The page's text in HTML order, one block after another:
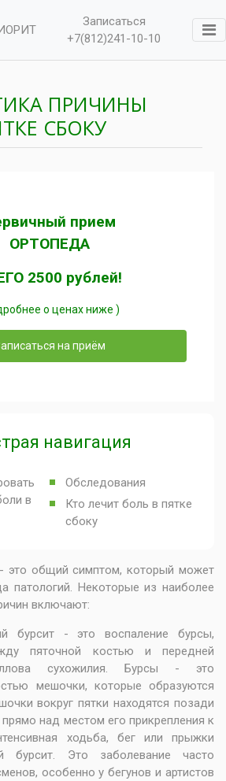
Записаться
+7(812)241-10-10
ПРИЧИНЫ
СБОКУ
прием
ОРТОПЕДА
2500 рублей!
о ценах ниже )
на приём
навигация
в
Обследования
Кто лечит боль в пятке
сбоку
это общий симптом, который может
патологий. Некоторые из наиболее
включают:
бурсит - это воспаление бурсы,
пяточной костью и передней
сухожилия. Бурсы - это
мешочки, которые образуются
вокруг пятки находятся позади
над местом его прикрепления к
ходьба, бег или прыжки
бурсит. Это заболевание часто
особенно у бегунов и артистов